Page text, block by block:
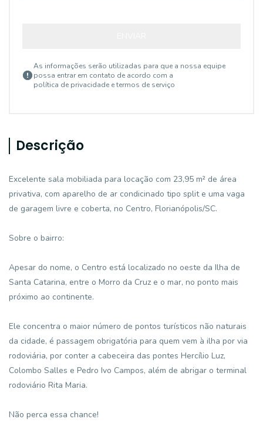
As informações serão utilizadas para que a nossa equipe
possa entrar em contato de acordo com a
política de privacidade e termos de serviço
Descrição
Excelente sala mobiliada para locação com 23,95 m² de área
privativa, com aparelho de ar condicinado tipo split e uma vaga
de garagem livre e coberta, no Centro, Florianópolis/SC.
Sobre o bairro:
Apesar do nome, o Centro está localizado no oeste da Ilha de
Santa Catarina, entre o Morro da Cruz e o mar, no ponto mais
próximo ao continente.
Ele concentra o maior número de pontos turísticos não naturais
da cidade, é passagem obrigatória para quem vem à ilha por via
rodoviária, por conter a cabeceira das pontes Hercílio Luz,
Colombo Salles e Pedro Ivo Campos, além de abrigar o terminal
rodoviário Rita Maria.
Não perca essa chance!